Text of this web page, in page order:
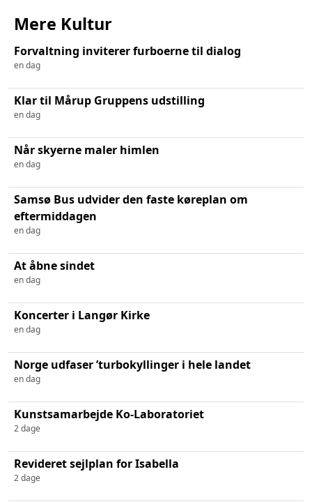
Mere Kultur
Forvaltning inviterer furboerne til dialog
en dag
Klar til Mårup Gruppens udstilling
en dag
Når skyerne maler himlen
en dag
Samsø Bus udvider den faste køreplan om
eftermiddagen
en dag
At åbne sindet
en dag
Koncerter i Langør Kirke
en dag
Norge udfaser ’turbokyllinger i hele landet
en dag
Kunstsamarbejde Ko-Laboratoriet
2 dage
Revideret sejlplan for Isabella
2 dage